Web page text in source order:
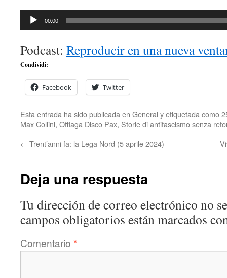
Reproductor
00:00
Podcast: Reproducir en una nueva
Condividi:
Facebook Twitter
Esta entrada ha sido publicada en General y etiquetada como
Max Collini, Offlaga Disco Pax, Storie di antifascismo senza
← Trent’anni fa: la Lega Nord (5 aprile 2024)
Deja una respuesta
Tu dirección de correo electrónico no
campos obligatorios están marcados
Comentario *